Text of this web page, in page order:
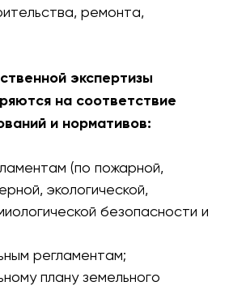
ремонта,
экспертизы
на соответствие
и нормативов:
(по пожарной,
экологической,
безопасности и
регламентам;
плану земельного